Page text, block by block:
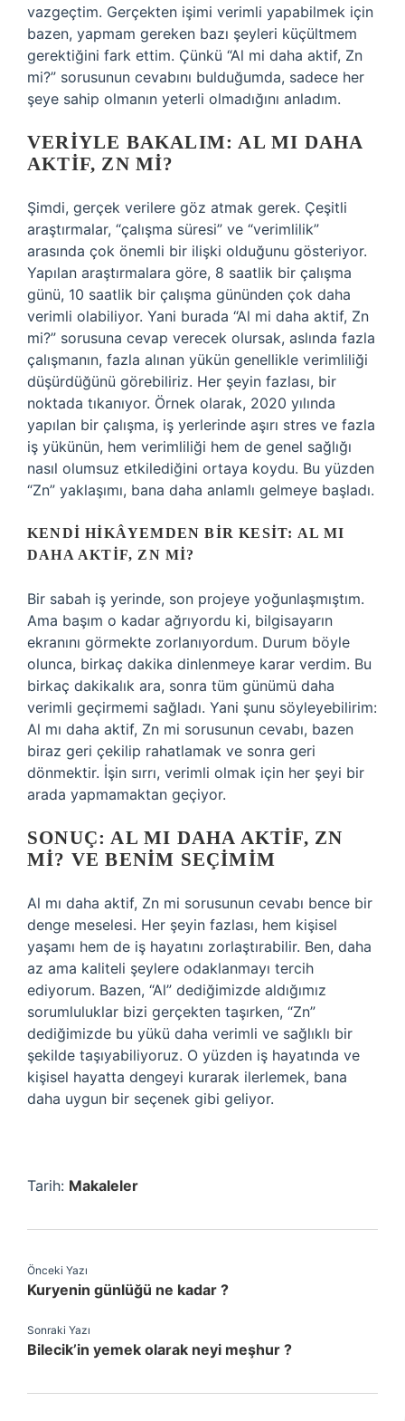
vazgeçtim. Gerçekten işimi verimli yapabilmek için
bazen, yapmam gereken bazı şeyleri küçültmem
gerektiğini fark ettim. Çünkü “Al mi daha aktif, Zn
mi?” sorusunun cevabını bulduğumda, sadece her
şeye sahip olmanın yeterli olmadığını anladım.
VERIYLE BAKALIM: AL MI DAHA
AKTIF, ZN MI?
Şimdi, gerçek verilere göz atmak gerek. Çeşitli
araştırmalar, “çalışma süresi” ve “verimlilik”
arasında çok önemli bir ilişki olduğunu gösteriyor.
Yapılan araştırmalara göre, 8 saatlik bir çalışma
günü, 10 saatlik bir çalışma gününden çok daha
verimli olabiliyor. Yani burada “Al mi daha aktif, Zn
mi?” sorusuna cevap verecek olursak, aslında fazla
çalışmanın, fazla alınan yükün genellikle verimliliği
düşürdüğünü görebiliriz. Her şeyin fazlası, bir
noktada tıkanıyor. Örnek olarak, 2020 yılında
yapılan bir çalışma, iş yerlerinde aşırı stres ve fazla
iş yükünün, hem verimliliği hem de genel sağlığı
nasıl olumsuz etkilediğini ortaya koydu. Bu yüzden
“Zn” yaklaşımı, bana daha anlamlı gelmeye başladı.
KENDI HIKÂYEMDEN BIR KESIT: AL MI
DAHA AKTIF, ZN MI?
Bir sabah iş yerinde, son projeye yoğunlaşmıştım.
Ama başım o kadar ağrıyordu ki, bilgisayarın
ekranını görmekte zorlanıyordum. Durum böyle
olunca, birkaç dakika dinlenmeye karar verdim. Bu
birkaç dakikalık ara, sonra tüm günümü daha
verimli geçirmemi sağladı. Yani şunu söyleyebilirim:
Al mı daha aktif, Zn mi sorusunun cevabı, bazen
biraz geri çekilip rahatlamak ve sonra geri
dönmektir. İşin sırrı, verimli olmak için her şeyi bir
arada yapmamaktan geçiyor.
SONUÇ: AL MI DAHA AKTIF, ZN
MI? VE BENIM SEÇIMIM
Al mı daha aktif, Zn mi sorusunun cevabı bence bir
denge meselesi. Her şeyin fazlası, hem kişisel
yaşamı hem de iş hayatını zorlaştırabilir. Ben, daha
az ama kaliteli şeylere odaklanmayı tercih
ediyorum. Bazen, “Al” dediğimizde aldığımız
sorumluluklar bizi gerçekten taşırken, “Zn”
dediğimizde bu yükü daha verimli ve sağlıklı bir
şekilde taşıyabiliyoruz. O yüzden iş hayatında ve
kişisel hayatta dengeyi kurarak ilerlemek, bana
daha uygun bir seçenek gibi geliyor.
Tarih: Makaleler
Önceki Yazı
Kuryenin günlüğü ne kadar ?
Sonraki Yazı
Bilecik’in yemek olarak neyi meşhur ?